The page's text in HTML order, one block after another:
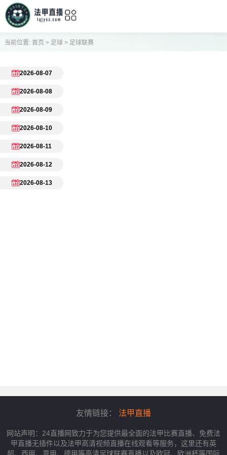
当前位置: 首页 > 足球> 足球联赛
2026-08-07
2026-08-08
2026-08-09
2026-08-10
2026-08-11
2026-08-12
2026-08-13
友情链接： 法甲直播
网站声明：24直播网致力于为您提供最全面的法甲比赛直播、免费法
甲直播无插件以及法甲高清视频直播在线观看等服务，这里还有英